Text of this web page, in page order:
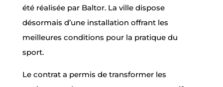
été réalisée par Baltor. La ville dispose
désormais d’une installation offrant les
meilleures conditions pour la pratique du
sport.
Le contrat a permis de transformer les